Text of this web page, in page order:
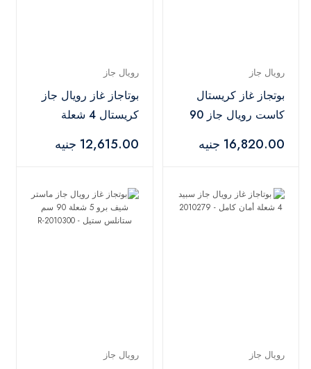
رويال جاز
بوتجاز غاز كريستال
كاست رويال جاز 90
- 2010253
16,820.00 جنيه
رويال جاز
بوتاجاز غاز رويال جاز
كريستال 4 شعلة
- 2010327
12,615.00 جنيه
رويال جاز رويال جاز